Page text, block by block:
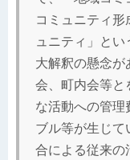
コミュニティ形
ュニティ」と
大解釈の懸念が
会、町内会等と
な活動への管理
ブル等が生じて
合による従来の